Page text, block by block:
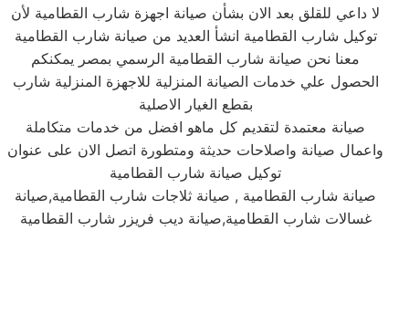
لا داعي للقلق بعد الان بشأن صيانة اجهزة شارب القطامية لأن
توكيل شارب القطامية انشأ العديد من صيانة شارب القطامية
معنا نحن صيانة شارب القطامية الرسمي بمصر يمكنكم
الحصول علي خدمات الصيانة المنزلية للاجهزة المنزلية شارب
بقطع الغيار الاصلية
صيانة معتمدة لتقديم كل ماهو افضل من خدمات متكاملة
واعمال صيانة واصلاحات حديثة ومتطورة اتصل الان على عنوان
توكيل صيانة شارب القطامية
صيانة شارب القطامية , صيانة ثلاجات شارب القطامية,صيانة
غسالات شارب القطامية,صيانة ديب فريزر شارب القطامية